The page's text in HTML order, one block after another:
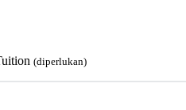
(diperlukan)